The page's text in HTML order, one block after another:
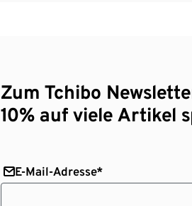
Zum Tchibo
10% auf viele Artikel
E-Mail-Adresse*